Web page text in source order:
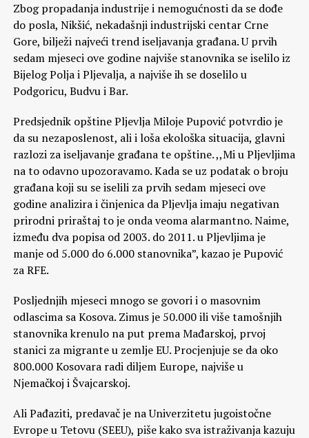
Zbog propadanja industrije i nemogućnosti da se dođe
do posla, Nikšić, nekadašnji industrijski centar Crne
Gore, bilježi najveći trend iseljavanja građana. U prvih
sedam mjeseci ove godine najviše stanovnika se iselilo iz
Bijelog Polja i Pljevalja, a najviše ih se doselilo u
Podgoricu, Budvu i Bar.
Predsjednik opštine Pljevlja Miloje Pupović potvrdio je
da su nezaposlenost, ali i loša ekološka situacija, glavni
razlozi za iseljavanje građana te opštine. ,,Mi u Pljevljima
na to odavno upozoravamo. Kada se uz podatak o broju
građana koji su se iselili za prvih sedam mjeseci ove
godine analizira i činjenica da Pljevlja imaju negativan
prirodni priraštaj to je onda veoma alarmantno. Naime,
između dva popisa od 2003. do 2011. u Pljevljima je
manje od 5.000 do 6.000 stanovnika”, kazao je Pupović
za RFE.
Posljednjih mjeseci mnogo se govori i o masovnim
odlascima sa Kosova. Zimus je 50.000 ili više tamošnjih
stanovnika krenulo na put prema Mađarskoj, prvoj
stanici za migrante u zemlje EU. Procjenjuje se da oko
800.000 Kosovara radi diljem Europe, najviše u
Njemačkoj i Švajcarskoj.
Ali Pađaziti, predavač je na Univerzitetu jugoistočne
Evrope u Tetovu (SEEU), piše kako sva istraživanja kazuju